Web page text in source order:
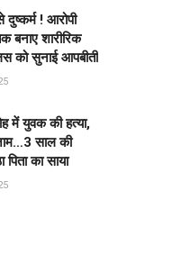
! आरोपी
बनाए शारीरिक
को सुनाई आपबीती
में युवक की हत्या,
साल की
का साया